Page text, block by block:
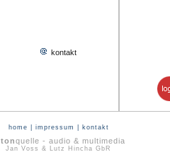
kontakt
home impressum kontakt
tonquelle - audio & multimedia
Jan Voss & Lutz Hincha GbR